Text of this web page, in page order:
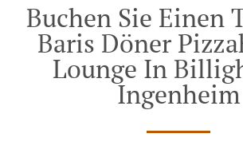
Buchen Sie Einen
Baris Döner
Lounge In
Ingenheim